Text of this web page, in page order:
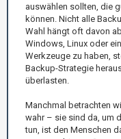
auswählen sollten, die
können. Nicht alle
Wahl hängt oft davon
Windows, Linux oder
Werkzeuge zu haben,
Backup-Strategie
überlasten.
Manchmal betrachten
wahr – sie sind da, um
tun, ist den Menschen